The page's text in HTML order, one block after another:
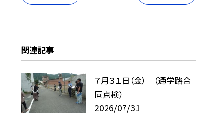
関連記事
７月３１日（金） （通学路合
同点検）
2026/07/31